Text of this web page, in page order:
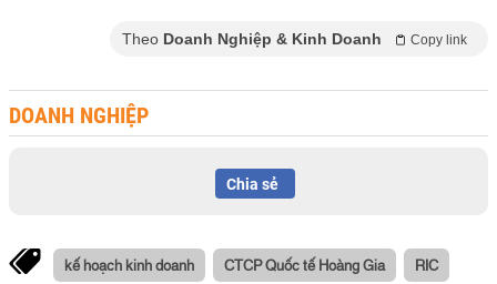
Theo Doanh Nghiệp & Kinh Doanh Copy link
DOANH NGHIỆP
Chia sẻ
kế hoạch kinh doanh CTCP Quốc tế Hoàng Gia RIC